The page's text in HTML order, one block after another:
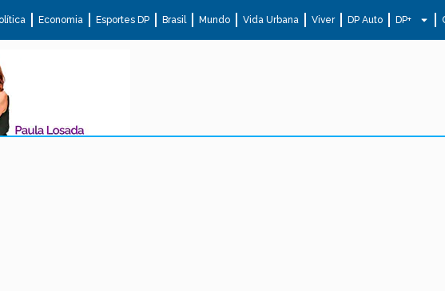
Economia Esportes DP Brasil Mundo Vida Urbana Viver DP Auto DP+